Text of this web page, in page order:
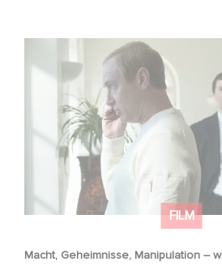
FILM
Macht, Geheimnisse, Manipulation –
Macht, Geheimnisse, Manipulation
im Verborgenen?